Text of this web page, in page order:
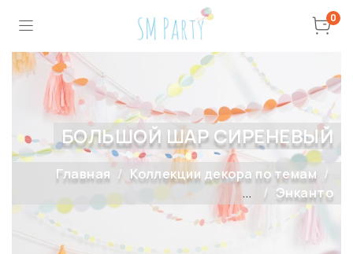
0
БОЛЬШОЙ ШАР СИРЕНЕВЫЙ
Главная
Коллекции декора по темам
...
Энканто